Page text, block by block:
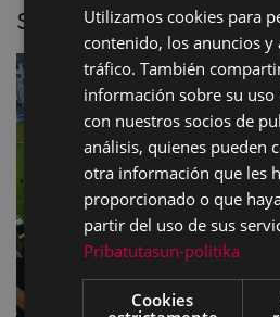
sanjuan-2007-
Utilizamos cookies para
contenido, los anuncios
tráfico. También
información sobre su
con nuestros socios de
análisis, quienes pueden
otra información que les
proporcionado o que
partir del uso de sus
Pribatutasun-politika
Cookies